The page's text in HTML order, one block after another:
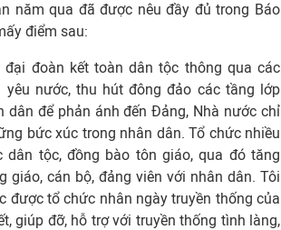
năm qua đã được nêu đầy đủ trong Báo
điểm sau:
đoàn kết toàn dân tộc thông qua các
nước, thu hút đông đảo các tầng lớp
để phản ánh đến Đảng, Nhà nước chỉ
bức xúc trong nhân dân. Tổ chức nhiều
tộc, đồng bào tôn giáo, qua đó tăng
cán bộ, đảng viên với nhân dân. Tôi
được tổ chức nhân ngày truyền thống của
giúp đỡ, hỗ trợ với truyền thống tình làng,